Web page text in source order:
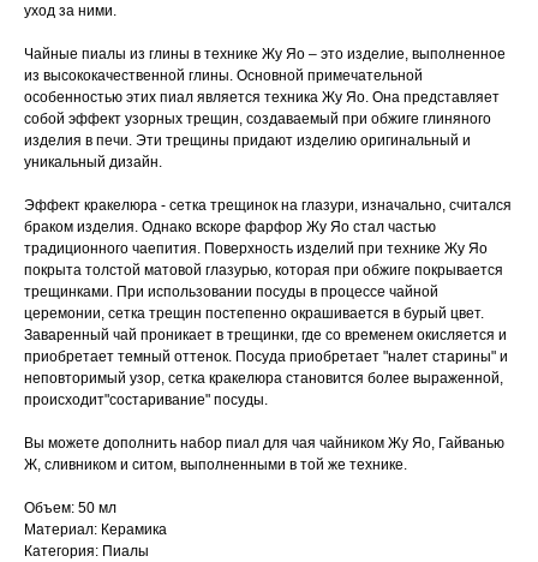
уход за ними.
Чайные пиалы из глины в технике Жу Яо – это изделие, выполненное
из высококачественной глины. Основной примечательной
особенностью этих пиал является техника Жу Яо. Она представляет
собой эффект узорных трещин, создаваемый при обжиге глиняного
изделия в печи. Эти трещины придают изделию оригинальный и
уникальный дизайн.
Эффект кракелюра - сетка трещинок на глазури, изначально, считался
браком изделия. Однако вскоре фарфор Жу Яо стал частью
традиционного чаепития. Поверхность изделий при технике Жу Яо
покрыта толстой матовой глазурью, которая при обжиге покрывается
трещинками. При использовании посуды в процессе чайной
церемонии, сетка трещин постепенно окрашивается в бурый цвет.
Заваренный чай проникает в трещинки, где со временем окисляется и
приобретает темный оттенок. Посуда приобретает "налет старины" и
неповторимый узор, сетка кракелюра становится более выраженной,
происходит"состаривание" посуды.
Вы можете дополнить набор пиал для чая чайником Жу Яо, Гайванью
Ж, сливником и ситом, выполненными в той же технике.
Объем: 50 мл
Материал: Керамика
Категория: Пиалы